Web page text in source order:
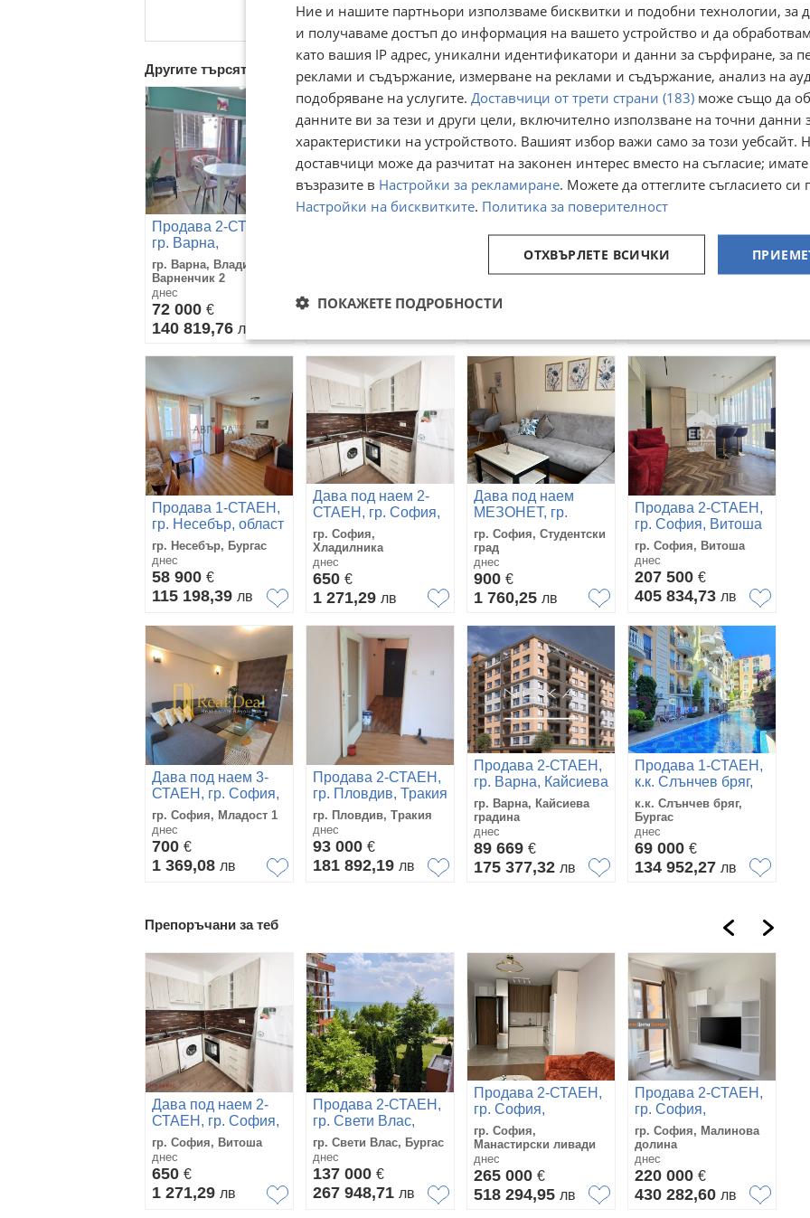
Преглеждания:70
☆
☆
☆
☆
☆
Другите търсят също
Продава 2-СТАЕН,
гр. Варна,
Владислав
Варненчик 2
гр. Варна, Владислав
Варненчик 2
днес
72 000 €
140 819,76 лв
320 000€
Кръстова вада
вада
419 000
Света гора
Света гора
Продава 1-СТАЕН,
гр. Несебър, област
Бургас
гр. Несебър, Бургас
днес
58 900 €
115 198,39 лв
Дава под наем 2-
СТАЕН, гр. София,
Хладилника
гр. София,
Хладилника
днес
650 €
1 271,29 лв
Дава под наем
МЕЗОНЕТ, гр.
София, Студентски
град
гр. София, Студентски
град
днес
900 €
1 760,25 лв
Продава 2-СТАЕН,
гр. София, Витоша
гр. София, Витоша
днес
207 500 €
405 834,73 лв
Дава под наем 3-
СТАЕН, гр. София,
Младост 1
гр. София, Младост 1
днес
700 €
1 369,08 лв
Продава 2-СТАЕН,
гр. Пловдив, Тракия
гр. Пловдив, Тракия
днес
93 000 €
181 892,19 лв
Продава 2-СТАЕН,
гр. Варна, Кайсиева
градина
гр. Варна, Кайсиева
градина
днес
89 669 €
175 377,32 лв
Продава 1-СТАЕН,
к.к. Слънчев бряг,
област Бургас
к.к. Слънчев бряг,
Бургас
днес
69 000 €
134 952,27 лв
Препоръчани за теб
Дава под наем 2-
СТАЕН, гр. София,
Витоша
гр. София, Витоша
днес
650 €
1 271,29 лв
Продава 2-СТАЕН,
гр. Свети Влас,
област Бургас
гр. Свети Влас, Бургас
днес
137 000 €
267 948,71 лв
Продава 2-СТАЕН,
гр. София,
Манастирски
ливади
гр. София,
Манастирски ливади
днес
265 000 €
518 294,95 лв
Продава 2-СТАЕН,
гр. София,
Малинова долина
гр. София, Малинова
долина
днес
220 000 €
430 282,60 лв
Ние и нашите партньори използваме бисквитки и подобни технологии, за
и получаваме достъп до информация на вашето устройство и да
като вашия IP адрес, уникални идентификатори и данни за сърфиране, за
реклами и съдържание, измерване на реклами и съдържание, анализ на
подобряване на услугите. Доставчици от трети страни (183) може също да
данните ви за тези и други цели, включително използване на точни данни
характеристики на устройството. Вашият избор важи само за този уебсайт.
доставчици може да разчитат на законен интерес вместо на съгласие;
възразите в Настройки за рекламиране. Можете да оттеглите съгласието си
Настройки на бисквитките. Политика за поверителност
ОТХВЪРЛЕТЕ ВСИЧКИ
ПОКАЖЕТЕ ПОДРОБНОСТИ